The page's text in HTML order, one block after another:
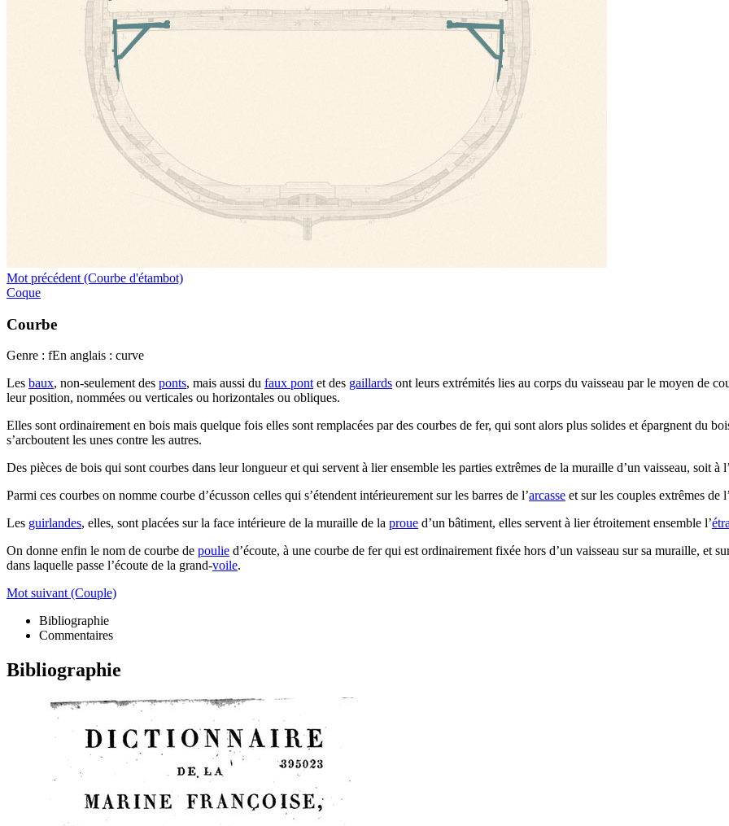
Mot précédent (Courbe d'étambot)
Coque
Courbe
Genre : fEn anglais : curve
Les baux, non-seulement des ponts, mais aussi du faux pontet des gaillards ont leurs extrémités lies au corps du vaisseau par le moyen de
leur position, nommées ou verticales ou horizontales ou obliques.
Elles sont ordinairement en bois mais quelque fois elles sont remplacées par des courbes de fer, qui sont alors plus solides et épargnent du
s’arcboutent les unes contre les autres.
Des pièces de bois qui sont courbes dans leur longueur et qui servent à lier ensemble les parties extrêmes de la muraille d’un vaisseau, soit
Parmi ces courbes on nomme courbe d’écusson celles qui s’étendent intérieurement sur les barres de l’arcasse et sur les couples extrêmes de
Les guirlandes, elles, sont placées sur la face intérieure de la muraille de la proue d’un bâtiment, elles servent à lier étroitement ensemble l’
On donne enfin le nom de courbe de poulie d’écoute, à une courbe de fer qui est ordinairement fixée hors d’un vaisseau sur sa muraille, et
dans laquelle passe l’écoute de la grand-voile.
Mot suivant (Couple)
Bibliographie
Commentaires
Bibliographie